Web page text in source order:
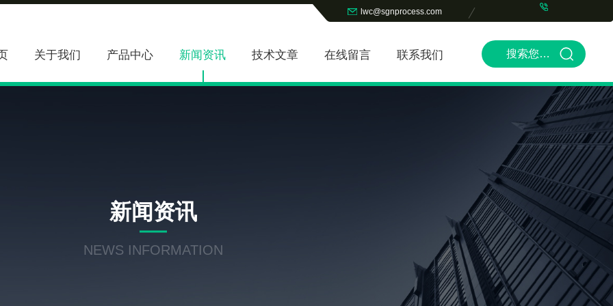
lwc@sgnprocess.com
关于我们 产品中心 新闻资讯 技术文章 在线留言 联系我们
新闻资讯
NEWS INFORMATION